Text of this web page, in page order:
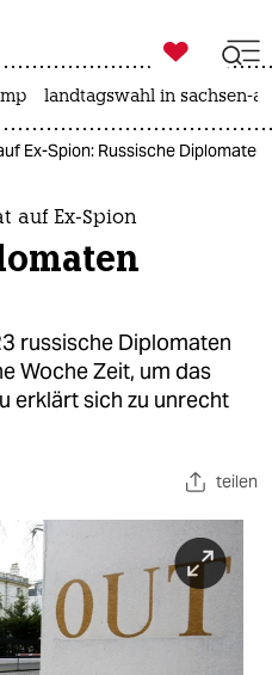
ich

taz zahl ich
landtagswahl in sachsen-
Ex-Spion: Russische Diplomaten
auf Ex-Spion
russische Diplomaten
Woche Zeit, um das
erklärt sich zu unrecht
teilen